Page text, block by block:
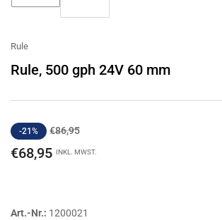
laden
Rule
Rule, 500 gph 24V 60 mm
Normaler
Preis
-21% €86,95Ausverkaufspreis
€68,95 INKL. MWST.
Art.-Nr.: 1200021